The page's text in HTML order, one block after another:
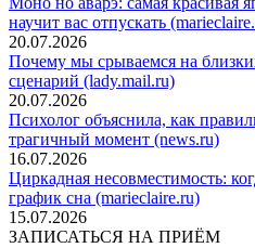
научит вас отпускать
20.07.2026
Почему мы срываемся на
сценарий (lady.mail.ru)
20.07.2026
Психолог объяснила, как
трагичный момент (news.ru)
16.07.2026
Циркадная несовместимость:
график сна (marieclaire.ru)
15.07.2026
ЗАПИСАТЬСЯ НА ПРИЁМ